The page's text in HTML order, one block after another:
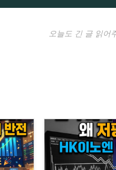
오늘도 긴 글 읽어